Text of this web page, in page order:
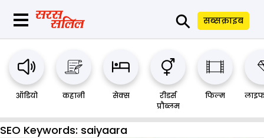
⚲ सब्सक्राइब
ऑडियो कहानी सेक्स
रीडर्स
प्रौब्लम
फिल्म
SEO Keywords: saiyaara